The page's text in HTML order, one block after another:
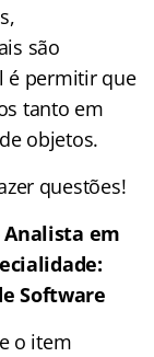
são
é permitir que
tanto em
objetos.
questões!
Analista em
Software
o item